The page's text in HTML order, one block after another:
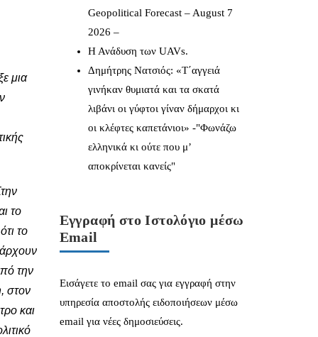
μια
το
το
την
στον
και
Geopolitical Forecast – August 7
2026 –
Η Ανάδυση των UAVs.
Δημήτρης Νατσιός: «Τ΄αγγειά
γινήκαν θυμιατά και τα σκατά
λιβάνι οι γύφτοι γίναν δήμαρχοι κι
οι κλέφτες καπετάνιοι» -"Φωνάζω
ελληνικά κι ούτε που μ’
αποκρίνεται κανείς"
Εγγραφή στο Ιστολόγιο μέσω
Email
Εισάγετε το email σας για εγγραφή στην
υπηρεσία αποστολής ειδοποιήσεων μέσω
email για νέες δημοσιεύσεις.